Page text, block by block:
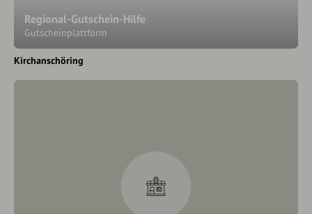
Regional-Gutschein-Hilfe
Gutscheinplattform
Kirchanschöring